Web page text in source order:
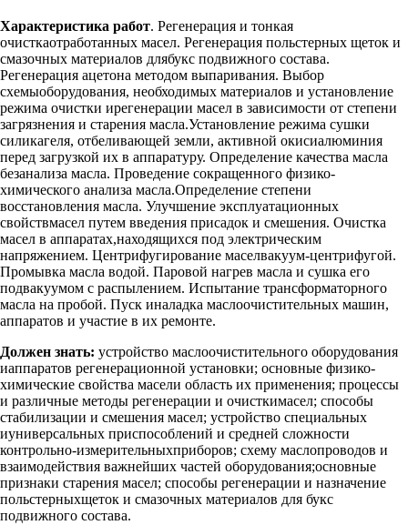
Характеристика работ. Регенерация и тонкая
очисткаотработанных масел. Регенерация польстерных щеток и
смазочных материалов длябукс подвижного состава.
Регенерация ацетона методом выпаривания. Выбор
схемыоборудования, необходимых материалов и установление
режима очистки ирегенерации масел в зависимости от степени
загрязнения и старения масла.Установление режима сушки
силикагеля, отбеливающей земли, активной окисиалюминия
перед загрузкой их в аппаратуру. Определение качества масла
безанализа масла. Проведение сокращенного физико-
химического анализа масла.Определение степени
восстановления масла. Улучшение эксплуатационных
свойствмасел путем введения присадок и смешения. Очистка
масел в аппаратах,находящихся под электрическим
напряжением. Центрифугирование маселвакуум-центрифугой.
Промывка масла водой. Паровой нагрев масла и сушка его
подвакуумом с распылением. Испытание трансформаторного
масла на пробой. Пуск иналадка маслоочистительных машин,
аппаратов и участие в их ремонте.
Должен знать: устройство маслоочистительного оборудования
иаппаратов регенерационной установки; основные физико-
химические свойства масели область их применения; процессы
и различные методы регенерации и очисткимасел; способы
стабилизации и смешения масел; устройство специальных
иуниверсальных приспособлений и средней сложности
контрольно-измерительныхприборов; схему маслопроводов и
взаимодействия важнейших частей оборудования;основные
признаки старения масел; способы регенерации и назначение
польстерныхщеток и смазочных материалов для букс
подвижного состава.